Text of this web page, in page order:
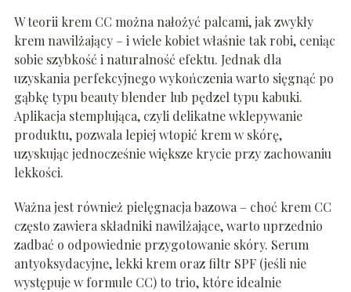
W teorii krem CC można nałożyć palcami, jak zwykły
krem nawilżający – i wiele kobiet właśnie tak robi, ceniąc
sobie szybkość i naturalność efektu. Jednak dla
uzyskania perfekcyjnego wykończenia warto sięgnąć po
gąbkę typu beauty blender lub pędzel typu kabuki.
Aplikacja stemplująca, czyli delikatne wklepywanie
produktu, pozwala lepiej wtopić krem w skórę,
uzyskując jednocześnie większe krycie przy zachowaniu
lekkości.
Ważna jest również pielęgnacja bazowa – choć krem CC
często zawiera składniki nawilżające, warto uprzednio
zadbać o odpowiednie przygotowanie skóry. Serum
antyoksydacyjne, lekki krem oraz filtr SPF (jeśli nie
występuje w formule CC) to trio, które idealnie